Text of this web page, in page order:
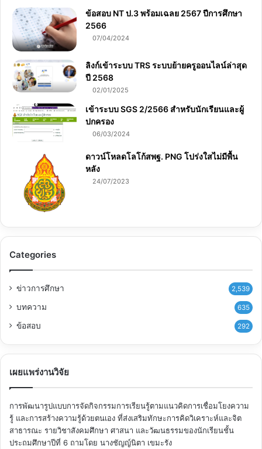
ข้อสอบ NT ป.3 พร้อมเฉลย 2567 ปีการศึกษา
2566
07/04/2024
ลิงก์เข้าระบบ TRS ระบบย้ายครูออนไลน์ล่าสุด
ปี 2568
02/01/2025
เข้าระบบ SGS 2/2566 สำหรับนักเรียนและผู้
ปกครอง
06/03/2024
ดาวน์โหลดโลโก้สพฐ. PNG โปร่งใสไม่มีพื้น
หลัง
24/07/2023
Categories
ข่าวการศึกษา 2,539
บทความ 635
ข้อสอบ 292
เผยแพร่งานวิจัย
การพัฒนารูปแบบการจัดกิจกรรมการเรียนรู้ตามแนวคิดการเชื่อมโยงความ
รู้ และการสร้างความรู้ด้วยตนเอง ที่ส่งเสริมทักษะการคิดวิเคราะห์และจิต
สาธารณะ รายวิชาสังคมศึกษา ศาสนา และวัฒนธรรมของนักเรียนชั้น
ประถมศึกษาปีที่ 6 ถามโดย นางชัญญ์นิตา เขมะรัง